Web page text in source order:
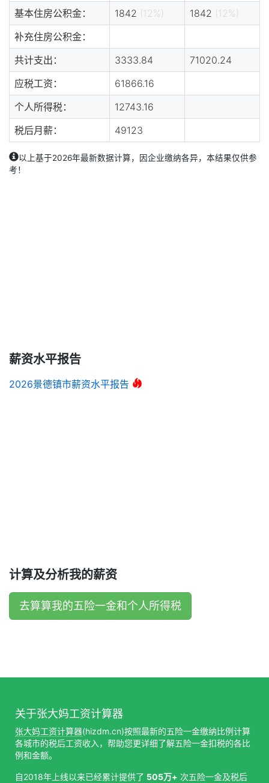
基本住房公积金：
1842 (12%) 1842 (12%)
补充住房公积金：
共计支出：
3333.84
71020.24
应税工资：
61866.16
个人所得税：
12743.16
税后月薪：
49123
以上基于2026年最新数据计算，因企业缴纳各异，本结果仅供参
考！
薪资水平报告
2026景德镇市薪资水平报告
计算及分析我的薪资
去算算我的五险一金和个人所得税
关于张大妈工资计算器
张大妈工资计算器(hizdm.cn)按照最新的五险一金缴纳比例计算
各城市的税后工资收入，帮助您更详细了解五险一金扣税的各比
例和金额。
自2018年上线以来已经累计提供了 505万+ 次五险一金及税后